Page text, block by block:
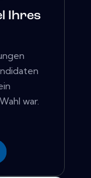
Ihres
war.